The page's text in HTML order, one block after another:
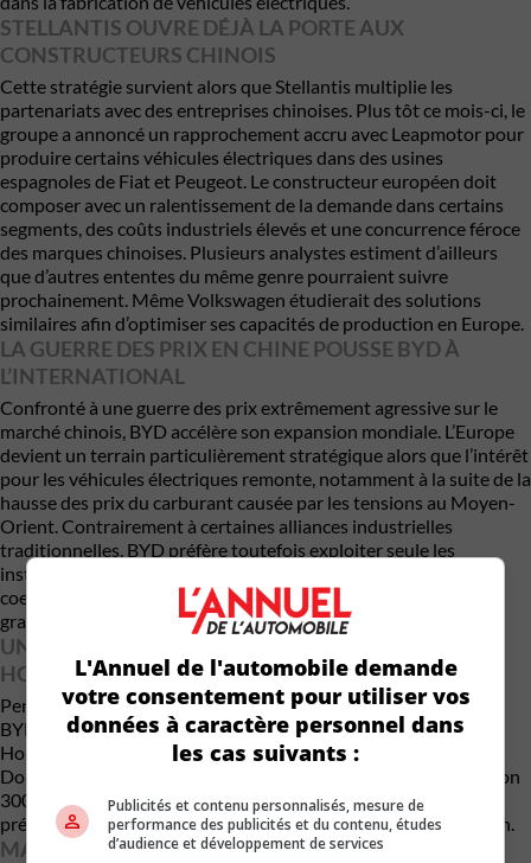
STELLANTIS OUVRE DÉJÀ LA PORTE AUX
CONSTRUCTEURS CHINOIS
Cette stratégie survient alors que Stellantis multiplie les
partenariats avec des entreprises chinoises. Plus tôt ce mois-ci, le
groupe a annoncé un rapprochement accru avec Leapmotor pour
produire certains véhicules électriques dans des usines
espagnoles de Fiat et Peugeot. Le constructeur européen doit
composer avec un ralentissement de la demande dans certains
segments, des coûts industriels élevés et une concurrence féroce
des marques chinoises. Plusieurs analystes estiment d’ailleurs
que d’autres ententes du même genre pourraient suivre
prochainement. MêmeVolkswagen étudierait des solutions
similaires afin d’optimiser ses capacités de production en Europe.
LA GUERRE DES PRIX EN CHINE POUSSE BYD À
L’INTERNATIONAL
Confronté à une guerre des prix extrêmement agressive sur le
marché chinois, BYD accélère son expansion mondiale. L’Europe
devient un terrain particulièrement stratégique alors que l’intérêt
pour les véhicules électriques remonte, notamment à la suite de la
hausse des prix du carburant causée par les tensions au Moyen-
Orient. Contrairement à certaines alliances industrielles
traditionnelles, BYD préfère toutefois exploiter seule les
installations qu’elle pourrait reprendre plutôt que de créer des
coentreprises. Selon Stella Li, cette approche simplifie
grandement les opérations et la gestion industrielle.
UNE USINE MAJEURE DÉJÀ EN CONSTRUCTION EN
HONGRIE
Pendant que les discussions se poursuivent ailleurs en Europe,
BYD avance rapidement avec sa nouvelle usine de Szeged, en
Hongrie. Le site doit notamment assembler les modèles
Dolphin Surf
. La capacité visée atteindrait environ
300 000 véhicules par année, ce qui donnerait à BYD une
présence industrielle significative au cœur du marché européen.
MASERATI DANS LA MIRE ?
L'Annuel de l'automobile demande
votre consentement pour utiliser vos
données à caractère personnel dans
les cas suivants :
Publicités et contenu personnalisés, mesure de
performance des publicités et du contenu, études
d’audience et développement de services